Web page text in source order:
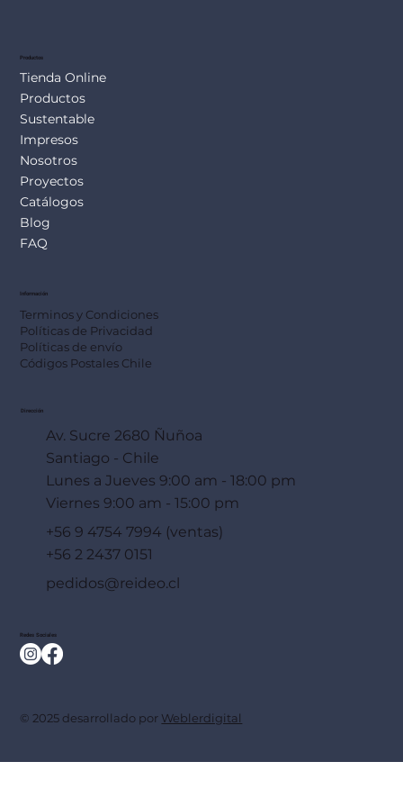
Productos
Tienda Online
Productos
Sustentable
Impresos
Nosotros
Proyectos
Catálogos
Blog
FAQ
Información
Terminos y Condiciones
Políticas de Privacidad
Políticas de envío
Códigos Postales Chile
Dirección
Av. Sucre 2680 Ñuñoa
Santiago - Chile
Lunes a Jueves 9:00 am - 18:00 pm
Viernes 9:00 am - 15:00 pm
+56 9 4754 7994 (ventas)
+56 2 2437 0151
pedidos@reideo.cl
Redes Sociales
© 2025 desarrollado por Weblerdigital